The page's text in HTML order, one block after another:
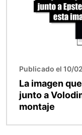
Publicado el 10/
La imagen
junto a
montaje